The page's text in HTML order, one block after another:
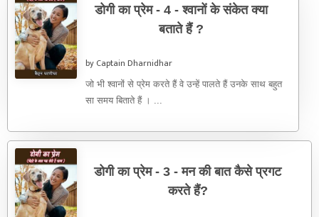
डोगी का प्रेम - 4 - श्वानों के संकेत क्या
बताते हैं ?
by Captain Dharnidhar
जो भी श्वानों से प्रेम करते हैं वे उन्हें पालते हैं उनके साथ बहुत
सा समय बिताते हैं । ...
डोगी का प्रेम - 3 - मन की बात कैसे प्रगट
करते हैं?